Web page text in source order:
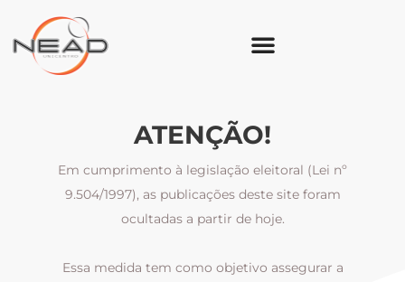
ATENÇÃO!
Em cumprimento à legislação eleitoral (Lei nº
9.504/1997), as publicações deste site foram
ocultadas a partir de hoje.
Essa medida tem como objetivo assegurar a